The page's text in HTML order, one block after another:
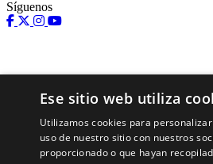
Síguenos
Ese sitio web utiliza
Utilizamos cookies para
uso de nuestro sitio con nuestros
proporcionado o que hayan